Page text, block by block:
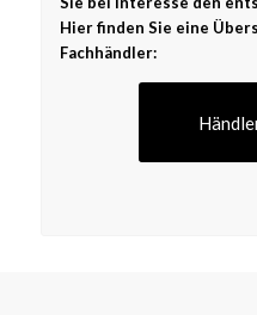
Hier finden Sie eine
Fachhändler: